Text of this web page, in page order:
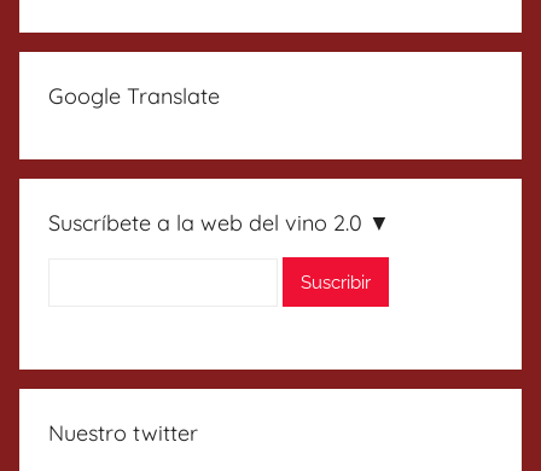
Google Translate
Suscríbete a la web del vino 2.0 ▼
Nuestro twitter